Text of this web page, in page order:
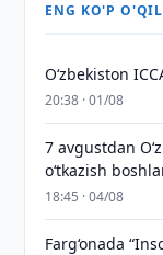
ENG KO'P
O‘zbekiston
20:38 · 01/08
7 avgustdan
o‘tkazish
18:45 · 04/08
Farg‘onada